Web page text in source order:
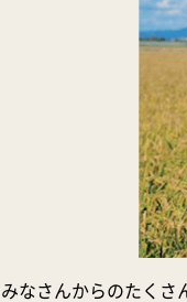
みなさんからのたくさ